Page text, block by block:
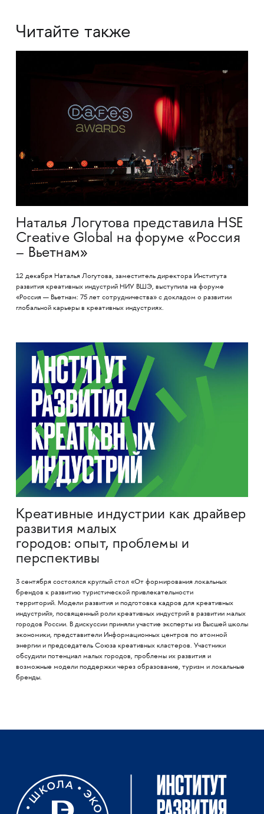
Читайте также
Наталья Логутова представила HSE
Creative Global на форуме «Россия
– Вьетнам»
12 декабря Наталья Логутова, заместитель директора Института
развития креативных индустрий НИУ ВШЭ, выступила на форуме
«Россия — Вьетнам: 75 лет сотрудничества» с докладом о развитии
глобальной карьеры в креативных индустриях.
Креативные индустрии как драйвер
развития малых
городов: опыт, проблемы и
перспективы
3 сентября состоялся круглый стол «От формирования локальных
брендов к развитию туристической привлекательности
территорий. Модели развития и подготовка кадров для креативных
индустрий», посвященный роли креативных индустрий в развитии малых
городов России. В дискуссии приняли участие эксперты из Высшей школы
экономики, представители Информационных центров по атомной
энергии и председатель Союза креативных кластеров. Участники
обсудили потенциал малых городов, проблемы их развития и
возможные модели поддержки через образование, туризм и локальные
бренды.